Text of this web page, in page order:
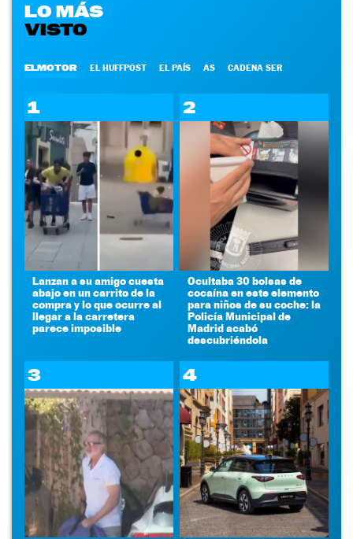
LO MÁS
VISTO
ELMOTOR EL HUFFPOST EL PAÍS AS CADENA SER
1
Lanzan a su amigo cuesta
abajo en un carrito de la
compra y lo que ocurre al
llegar a la carretera
parece imposible
2
Ocultaba 30 bolsas de
cocaína en este elemento
para niños de su coche: la
Policía Municipal de
Madrid acabó
descubriéndola
3 4